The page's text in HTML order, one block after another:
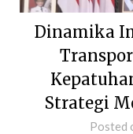
Dinamika
Strategi
Posted